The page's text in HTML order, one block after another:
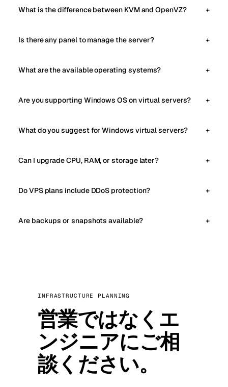
What is the difference between KVM and OpenVZ?
Is there any panel to manage the server?
What are the available operating systems?
Are you supporting Windows OS on virtual servers?
What do you suggest for Windows virtual servers?
Can I upgrade CPU, RAM, or storage later?
Do VPS plans include DDoS protection?
Are backups or snapshots available?
INFRASTRUCTURE PLANNING
営業ではなくエ
ンジニアにご相
談ください。